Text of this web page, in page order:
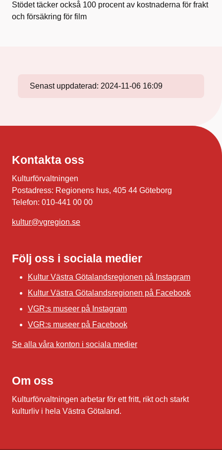
Stödet täcker också 100 procent av kostnaderna för frakt
och försäkring för film
Senast uppdaterad: 2024-11-06 16:09
Kontakta oss
Kulturförvaltningen
Postadress: Regionens hus, 405 44 Göteborg
Telefon: 010-441 00 00
kultur@vgregion.se
Följ oss i sociala medier
Kultur Västra Götalandsregionen på Instagram
Kultur Västra Götalandsregionen på Facebook
VGR:s museer på Instagram
VGR:s museer på Facebook
Se alla våra konton i sociala medier
Om oss
Kulturförvaltningen arbetar för ett fritt, rikt och starkt
kulturliv i hela Västra Götaland.